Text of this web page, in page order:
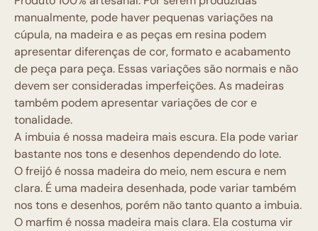
manualmente, pode haver pequenas variações na
cúpula, na madeira e as peças em resina podem
apresentar diferenças de cor, formato e acabamento
de peça para peça. Essas variações são normais e não
devem ser consideradas imperfeições. As madeiras
também podem apresentar variações de cor e
tonalidade.
A imbuia é nossa madeira mais escura. Ela pode variar
bastante nos tons e desenhos dependendo do lote.
O freijó é nossa madeira do meio, nem escura e nem
clara. É uma madeira desenhada, pode variar também
nos tons e desenhos, porém não tanto quanto a imbuia.
O marfim é nossa madeira mais clara. Ela costuma vir